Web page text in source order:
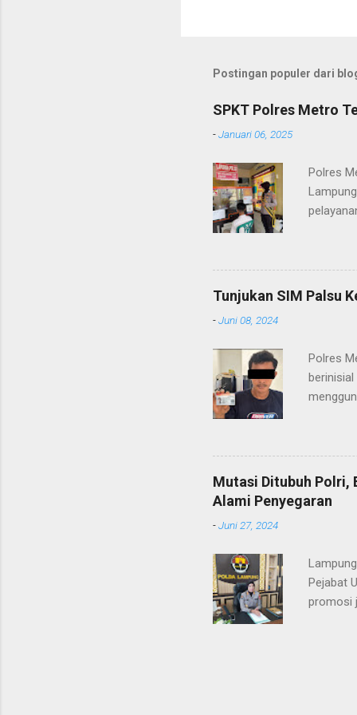
Postingan populer dari
SPKT Polres Metro
-Januari 06, 2025
Polres
Heri
pidana,
Tunjukan SIM Palsu
-Juni 08, 2024
Polres
berinisial
dari
Mutasi Ditubuh Polri,
Alami Penyegaran
-Juni 27, 2024
Pejabat
promosi
yang